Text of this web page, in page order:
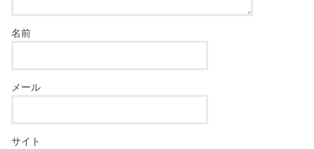
名前
メール
サイト